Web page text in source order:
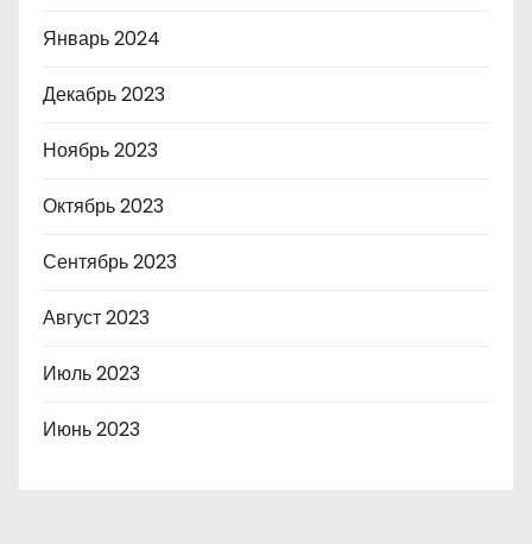
Январь 2024
Декабрь 2023
Ноябрь 2023
Октябрь 2023
Сентябрь 2023
Август 2023
Июль 2023
Июнь 2023